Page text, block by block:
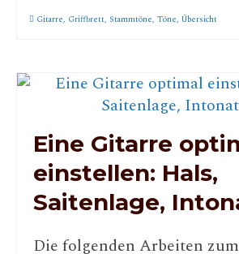
Gitarre, Griffbrett, Stammtöne, Töne, Übersicht
Eine Gitarre
einstellen: Hals,
Saitenlage,
Die folgenden Arbeiten